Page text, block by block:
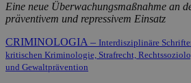
Eine neue Überwachungsmaßnahme an
präventivem und repressivem Einsatz
CRIMINOLOGIA – Interdisziplinäre
kritischen Kriminologie, Strafrecht,
und Gewaltprävention